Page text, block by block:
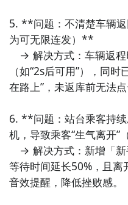
上班迟到了什么时候公测
方法，下边就让九游独家
方法一： 关注九游上班
步骤1：百度搜索“九游上
5. **问题：不清楚车辆
为可无限连发）**
→ 解决方式：车辆返程
（如“2s后可用”），同
在路上”，未返库前无法点
6. **问题：站台乘客持
机，导致乘客“生气离开
→ 解决方式：新增「新
等待时间延长50%，且
音效提醒，降低挫败感。